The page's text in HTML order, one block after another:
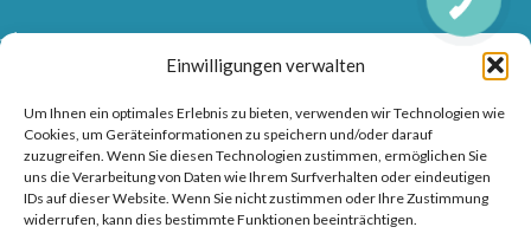
Einwilligungen verwalten
Um Ihnen ein optimales Erlebnis zu bieten, verwenden wir Technologien wie
Cookies, um Geräteinformationen zu speichern und/oder darauf
zuzugreifen. Wenn Sie diesen Technologien zustimmen, ermöglichen Sie
uns die Verarbeitung von Daten wie Ihrem Surfverhalten oder eindeutigen
IDs auf dieser Website. Wenn Sie nicht zustimmen oder Ihre Zustimmung
widerrufen, kann dies bestimmte Funktionen beeinträchtigen.
Sanddornweg 10, 53773 Hennef (Sieg)
Tel: 02242 9176417
Tel: 02241315150
info@wave-bikes.de